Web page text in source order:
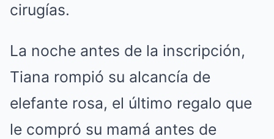
cirugías.
La noche antes de la inscripción,
Tiana rompió su alcancía de
elefante rosa, el último regalo que
le compró su mamá antes de